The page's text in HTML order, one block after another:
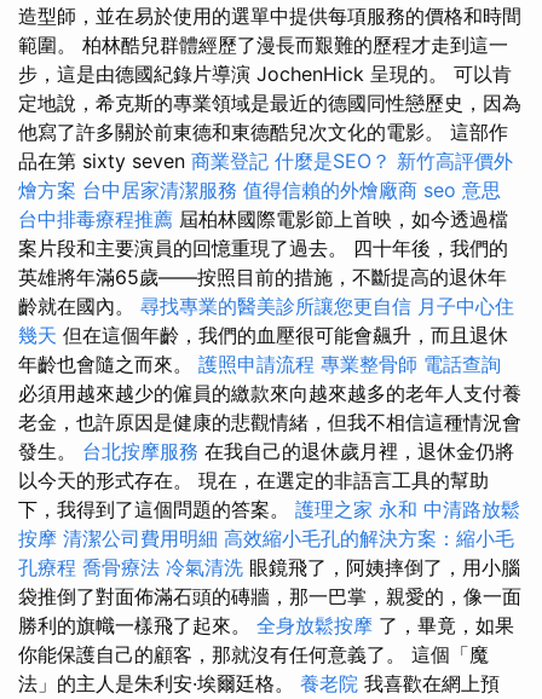
造型師，並在易於使用的選單中提供每項服務的價格和時間
範圍。 柏林酷兒群體經歷了漫長而艱難的歷程才走到這一
步，這是由德國紀錄片導演 JochenHick 呈現的。 可以肯
定地說，希克斯的專業領域是最近的德國同性戀歷史，因為
他寫了許多關於前東德和東德酷兒次文化的電影。 這部作
品在第 sixty seven 商業登記 什麼是SEO？ 新竹高評價外
燴方案 台中居家清潔服務 值得信賴的外燴廠商 seo 意思
台中排毒療程推薦 屆柏林國際電影節上首映，如今透過檔
案片段和主要演員的回憶重現了過去。 四十年後，我們的
英雄將年滿65歲——按照目前的措施，不斷提高的退休年
齡就在國內。 尋找專業的醫美診所讓您更自信 月子中心住
幾天 但在這個年齡，我們的血壓很可能會飆升，而且退休
年齡也會隨之而來。 護照申請流程 專業整骨師 電話查詢
必須用越來越少的僱員的繳款來向越來越多的老年人支付養
老金，也許原因是健康的悲觀情緒，但我不相信這種情況會
發生。 台北按摩服務 在我自己的退休歲月裡，退休金仍將
以今天的形式存在。 現在，在選定的非語言工具的幫助
下，我得到了這個問題的答案。 護理之家 永和 中清路放鬆
按摩 清潔公司費用明細 高效縮小毛孔的解決方案：縮小毛
孔療程 喬骨療法 冷氣清洗 眼鏡飛了，阿姨摔倒了，用小腦
袋推倒了對面佈滿石頭的磚牆，那一巴掌，親愛的，像一面
勝利的旗幟一樣飛了起來。 全身放鬆按摩 了，畢竟，如果
你能保護自己的顧客，那就沒有任何意義了。 這個「魔
法」的主人是朱利安·埃爾廷格。 養老院 我喜歡在網上預